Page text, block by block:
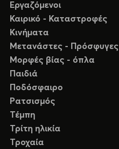
Εργαζόμενοι
Καιρικό - Καταστροφές
Κινήματα
Μετανάστες - Πρόσφυγες
Μορφές βίας - όπλα
Παιδιά
Ποδόσφαιρο
Ρατσισμός
Τέμπη
Τρίτη ηλικία
Τροχαία